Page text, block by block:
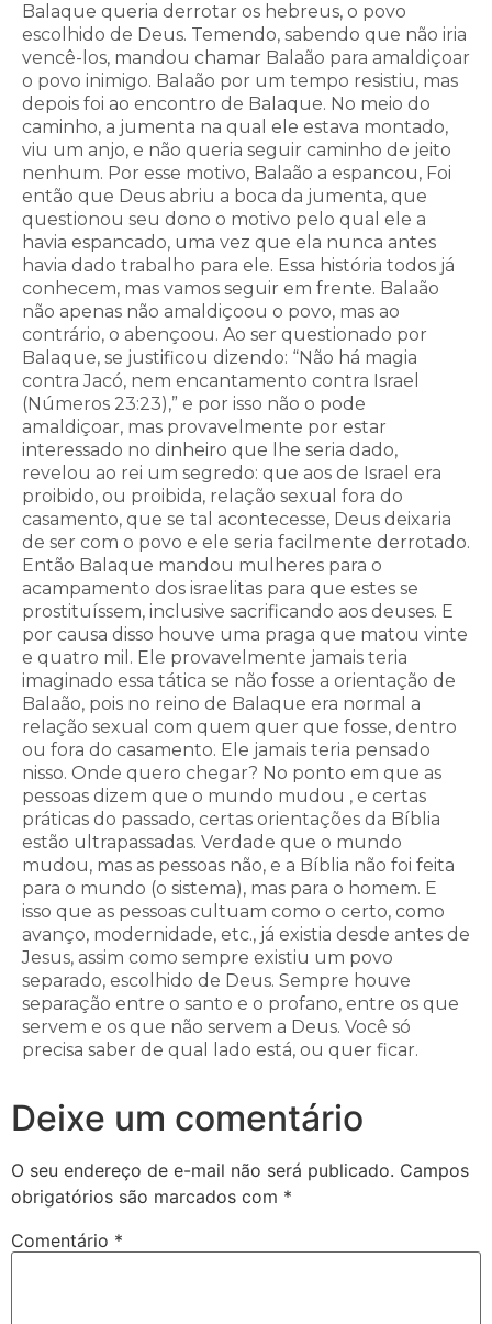
Balaque queria derrotar os hebreus, o povo
escolhido de Deus. Temendo, sabendo que não iria
vencê-los, mandou chamar Balaão para amaldiçoar
o povo inimigo. Balaão por um tempo resistiu, mas
depois foi ao encontro de Balaque. No meio do
caminho, a jumenta na qual ele estava montado,
viu um anjo, e não queria seguir caminho de jeito
nenhum. Por esse motivo, Balaão a espancou, Foi
então que Deus abriu a boca da jumenta, que
questionou seu dono o motivo pelo qual ele a
havia espancado, uma vez que ela nunca antes
havia dado trabalho para ele. Essa história todos já
conhecem, mas vamos seguir em frente. Balaão
não apenas não amaldiçoou o povo, mas ao
contrário, o abençoou. Ao ser questionado por
Balaque, se justificou dizendo: “Não há magia
contra Jacó, nem encantamento contra Israel
(Números 23:23),” e por isso não o pode
amaldiçoar, mas provavelmente por estar
interessado no dinheiro que lhe seria dado,
revelou ao rei um segredo: que aos de Israel era
proibido, ou proibida, relação sexual fora do
casamento, que se tal acontecesse, Deus deixaria
de ser com o povo e ele seria facilmente derrotado.
Então Balaque mandou mulheres para o
acampamento dos israelitas para que estes se
prostituíssem, inclusive sacrificando aos deuses. E
por causa disso houve uma praga que matou vinte
e quatro mil. Ele provavelmente jamais teria
imaginado essa tática se não fosse a orientação de
Balaão, pois no reino de Balaque era normal a
relação sexual com quem quer que fosse, dentro
ou fora do casamento. Ele jamais teria pensado
nisso. Onde quero chegar? No ponto em que as
pessoas dizem que o mundo mudou , e certas
práticas do passado, certas orientações da Bíblia
estão ultrapassadas. Verdade que o mundo
mudou, mas as pessoas não, e a Bíblia não foi feita
para o mundo (o sistema), mas para o homem. E
isso que as pessoas cultuam como o certo, como
avanço, modernidade, etc., já existia desde antes de
Jesus, assim como sempre existiu um povo
separado, escolhido de Deus. Sempre houve
separação entre o santo e o profano, entre os que
servem e os que não servem a Deus. Você só
precisa saber de qual lado está, ou quer ficar.
Deixe um comentário
O seu endereço de e-mail não será publicado. Campos
obrigatórios são marcados com *
Comentário *